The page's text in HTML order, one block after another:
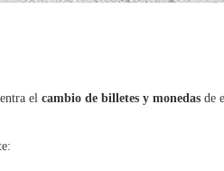
el cambio de billetes y monedas de